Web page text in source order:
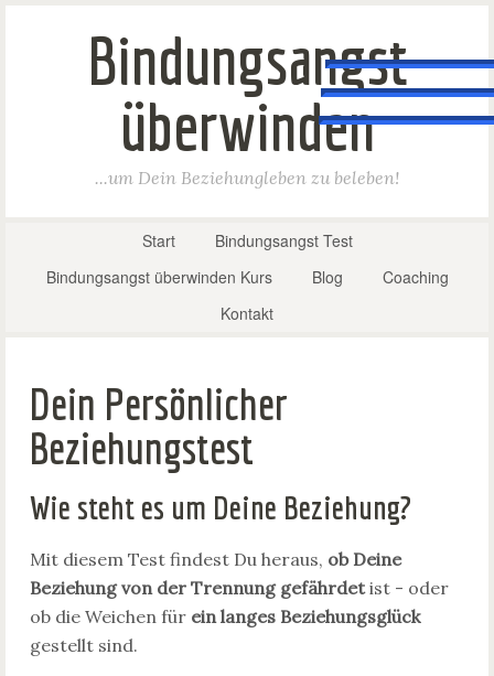
Bindungsangst
überwinden
...um Dein Beziehungleben zu beleben!
Start
Bindungsangst Test
Bindungsangst überwinden Kurs
Blog
Coaching
Kontakt
Dein Persönlicher
Beziehungstest
Wie steht es um Deine Beziehung?
Mit diesem Test findest Du heraus, ob Deine
Beziehung von der Trennung gefährdetist - oder
ob die Weichen für ein langes Beziehungsglück
gestellt sind.